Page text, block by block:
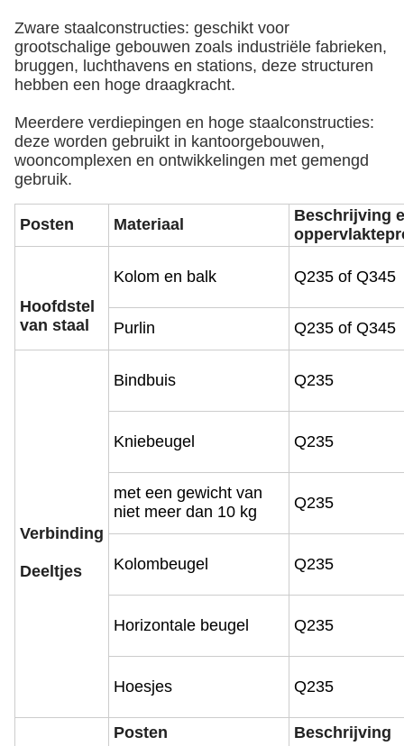
Zware staalconstructies: geschikt voor
grootschalige gebouwen zoals industriële fabrieken,
bruggen, luchthavens en stations, deze structuren
hebben een hoge draagkracht.
Meerdere verdiepingen en hoge staalconstructies:
deze worden gebruikt in kantoorgebouwen,
wooncomplexen en ontwikkelingen met gemengd
gebruik.
Posten Materiaal
Beschrijving
Hoofdstel
van staal
Kolom en balk Q235 of Q345
Purlin Q235 of Q345
Verbinding
Deeltjes
Bindbuis Q235
Kniebeugel Q235
met een gewicht van
niet meer dan 10 kg
Q235
Kolombeugel Q235
Horizontale beugel Q235
Hoesjes Q235
Posten
Beschrijving